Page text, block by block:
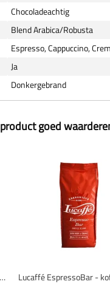
Chocoladeachtig
Blend Arabica/Robusta
Espresso, Cappuccino,
Ja
Donkergebrand
goed
Kimbo Espresso Crema Intensa - koffiebonen - 1 kilo